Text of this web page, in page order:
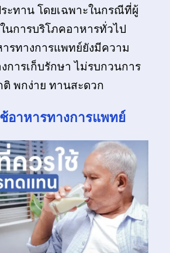
ะทาน โดยเฉพาะในกรณีที่ผู้
นการบริโภคอาหารทั่วไป
รทางการแพทย์ยังมีความ
การเก็บรักษา ไม่รบกวนการ
พกง่าย ทานสะดวก
อาหารทางการแพทย์